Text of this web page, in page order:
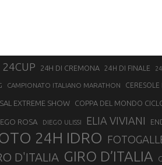
24CUP 24H DI CREMONA 24H DI FINALE
CAMPIONATO ITALIANO MARATHON CERESOLE
EXTREME SHOW COPPA DEL MONDO
ROSA DIEGO ULISSI ELIA VIVIANI
24H IDRO
D'ITALIA GIRO D’ITALIA